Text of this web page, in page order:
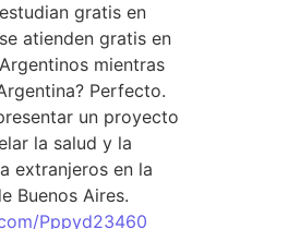
gratis en
atienden gratis en
mientras
Perfecto.
un proyecto
la salud y la
extranjeros en la
Buenos Aires.
Pppyd23460